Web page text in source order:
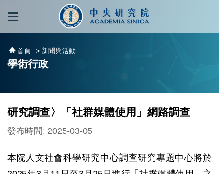
跳到主要內容區塊
首頁 > 新聞與活動
學術行政
研究調查〉「社群媒體使用」網路調查
發布時間: 2025-03-05
本院人文社會科學研究中心調查研究專題中心將於